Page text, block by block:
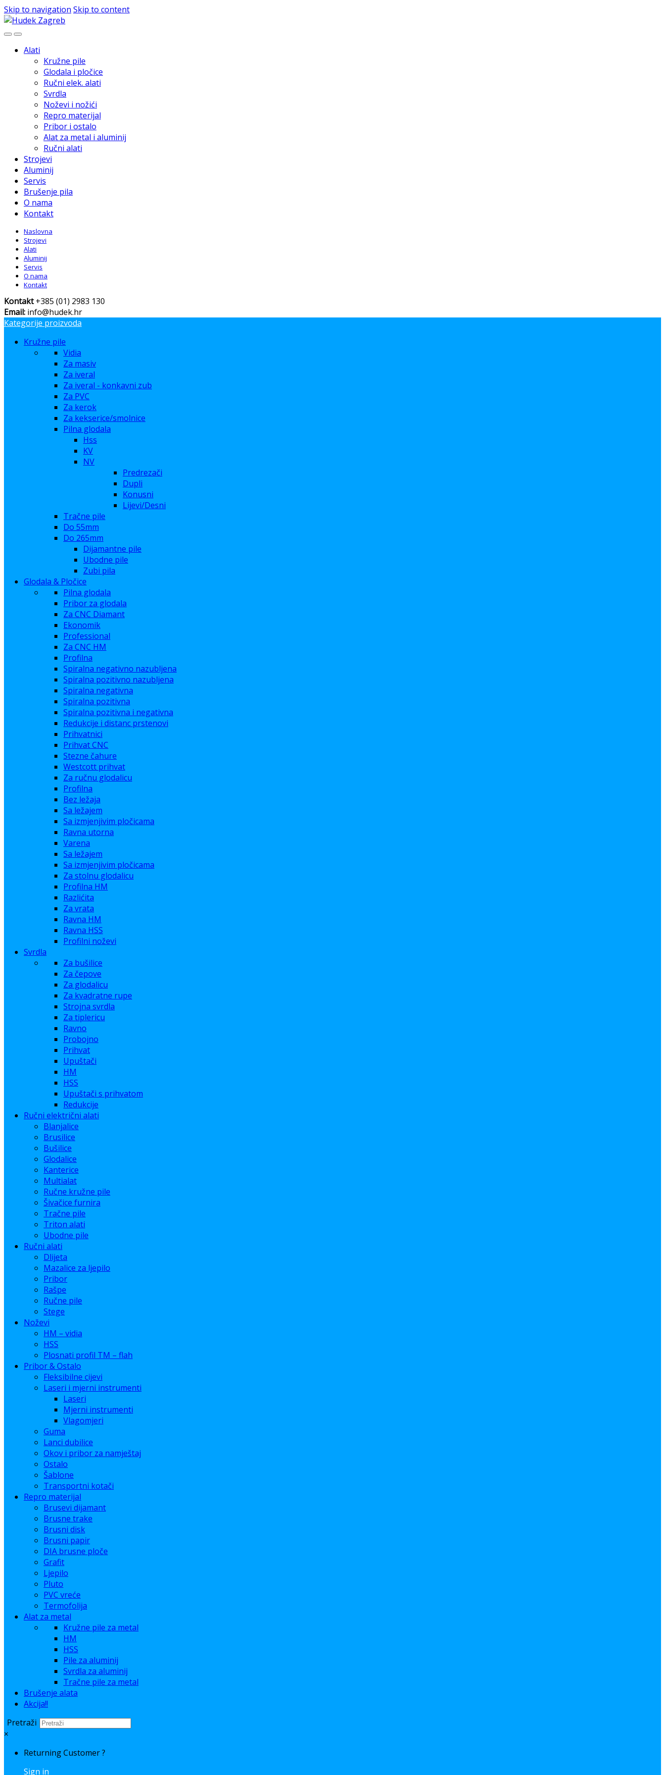
Skip to navigation Skip to content
Alati
Kružne pile
Glodala i pločice
Ručni elek. alati
Svrdla
Noževi i nožići
Repro materijal
Pribor i ostalo
Alat za metal i aluminij
Ručni alati
Strojevi
Aluminij
Servis
Brušenje pila
O nama
Kontakt
Naslovna
Strojevi
Alati
Aluminij
Servis
O nama
Kontakt
Kontakt+385 (01) 2983 130
Email: info@hudek.hr
Kategorije proizvoda
Kružne pile
Vidia
Za masiv
Za iveral
Za iveral - konkavni zub
Za PVC
Za kerok
Za kekserice/smolnice
Pilna glodala
Hss
KV
NV
Predrezači
Dupli
Konusni
Lijevi/Desni
Tračne pile
Do 55mm
Do 265mm
Dijamantne pile
Ubodne pile
Zubi pila
Glodala & Pločice
Pilna glodala
Pribor za glodala
Za CNC Diamant
Ekonomik
Professional
Za CNC HM
Profilna
Spiralna negativno nazubljena
Spiralna pozitivno nazubljena
Spiralna negativna
Spiralna pozitivna
Spiralna pozitivna i negativna
Redukcije i distanc prstenovi
Prihvatnici
Prihvat CNC
Stezne čahure
Westcott prihvat
Za ručnu glodalicu
Profilna
Bez ležaja
Sa ležajem
Sa izmjenjivim pločicama
Ravna utorna
Varena
Sa ležajem
Sa izmjenjivim pločicama
Za stolnu glodalicu
Profilna HM
Razlićita
Za vrata
Ravna HM
Ravna HSS
Profilni noževi
Svrdla
Za bušilice
Za čepove
Za glodalicu
Za kvadratne rupe
Strojna svrdla
Za tiplericu
Ravno
Probojno
Prihvat
Upuštači
HM
HSS
Upuštači s prihvatom
Redukcije
Ručni električni alati
Blanjalice
Brusilice
Bušilice
Glodalice
Kanterice
Multialat
Ručne kružne pile
Šivačice furnira
Tračne pile
Triton alati
Ubodne pile
Ručni alati
Dlijeta
Mazalice za ljepilo
Pribor
Rašpe
Ručne pile
Stege
Noževi
HM – vidia
HSS
Plosnati profil TM – flah
Pribor & Ostalo
Fleksibilne cijevi
Laseri i mjerni instrumenti
Laseri
Mjerni instrumenti
Vlagomjeri
Guma
Lanci dubilice
Okov i pribor za namještaj
Ostalo
Šablone
Transportni kotači
Repro materijal
Brusevi dijamant
Brusne trake
Brusni disk
Brusni papir
DIA brusne ploče
Grafit
Ljepilo
Pluto
PVC vreće
Termofolija
Alat za metal
Kružne pile za metal
HM
HSS
Pile za aluminij
Svrdla za aluminij
Tračne pile za metal
Brušenje alata
Akcija!!
Pretraži
×
Returning Customer ?
Sign in